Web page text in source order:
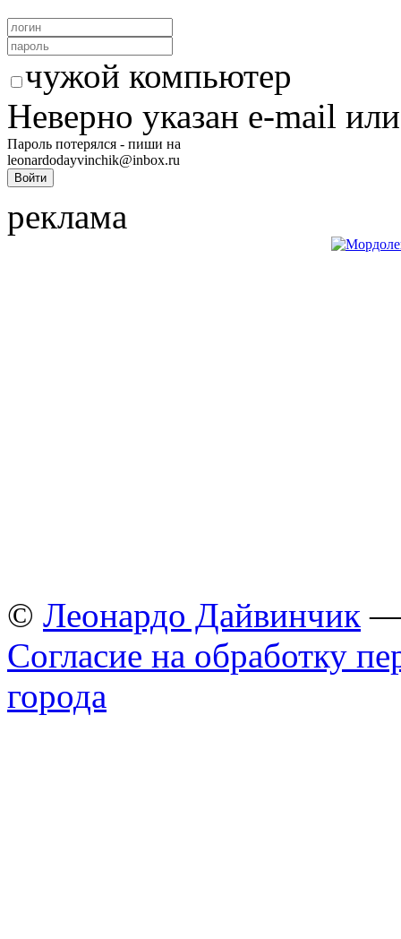
чужой компьютер
Неверно указан e-mail
Пароль потерялся - пиши на
leonardodayvinchik@inbox.ru
реклама
© Леонардо Дайвинчик —
Согласие на обработку
города